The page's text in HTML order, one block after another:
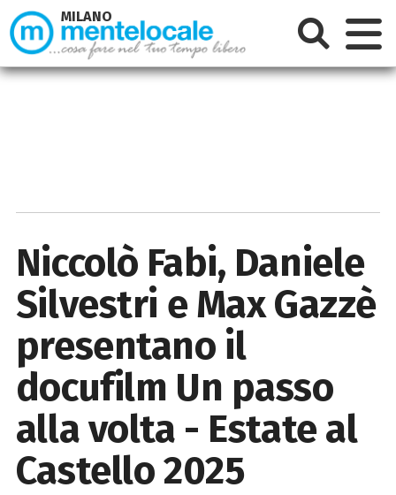
Niccolò Fabi, Daniele
Silvestri e Max Gazzè
presentano il
docufilm Un passo
alla volta - Estate al
Castello 2025
MILANO